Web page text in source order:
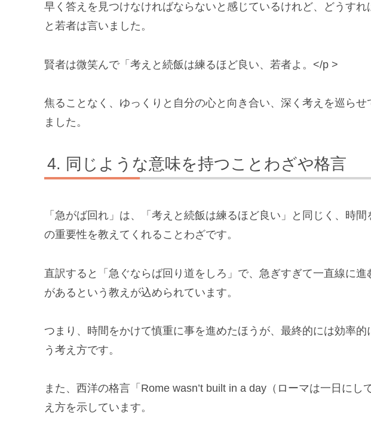
早く答えを見つけなければならないと感じているけれど、どうすれ
と若者は言いました。
賢者は微笑んで「考えと続飯は練るほど良い、若者よ。</p >
焦ることなく、ゆっくりと自分の心と向き合い、深く考えを巡らせ
ました。
同じような意味を持つことわざや格言
「急がば回れ」は、「考えと続飯は練るほど良い」と同じく、時
の重要性を教えてくれることわざです。
直訳すると「急ぐならば回り道をしろ」で、急ぎすぎて一直線に進
があるという教えが込められています。
つまり、時間をかけて慎重に事を進めたほうが、最終的には効率
う考え方です。
また、西洋の格言「Rome wasn’t built in a day（ローマは一日にし
え方を示しています。